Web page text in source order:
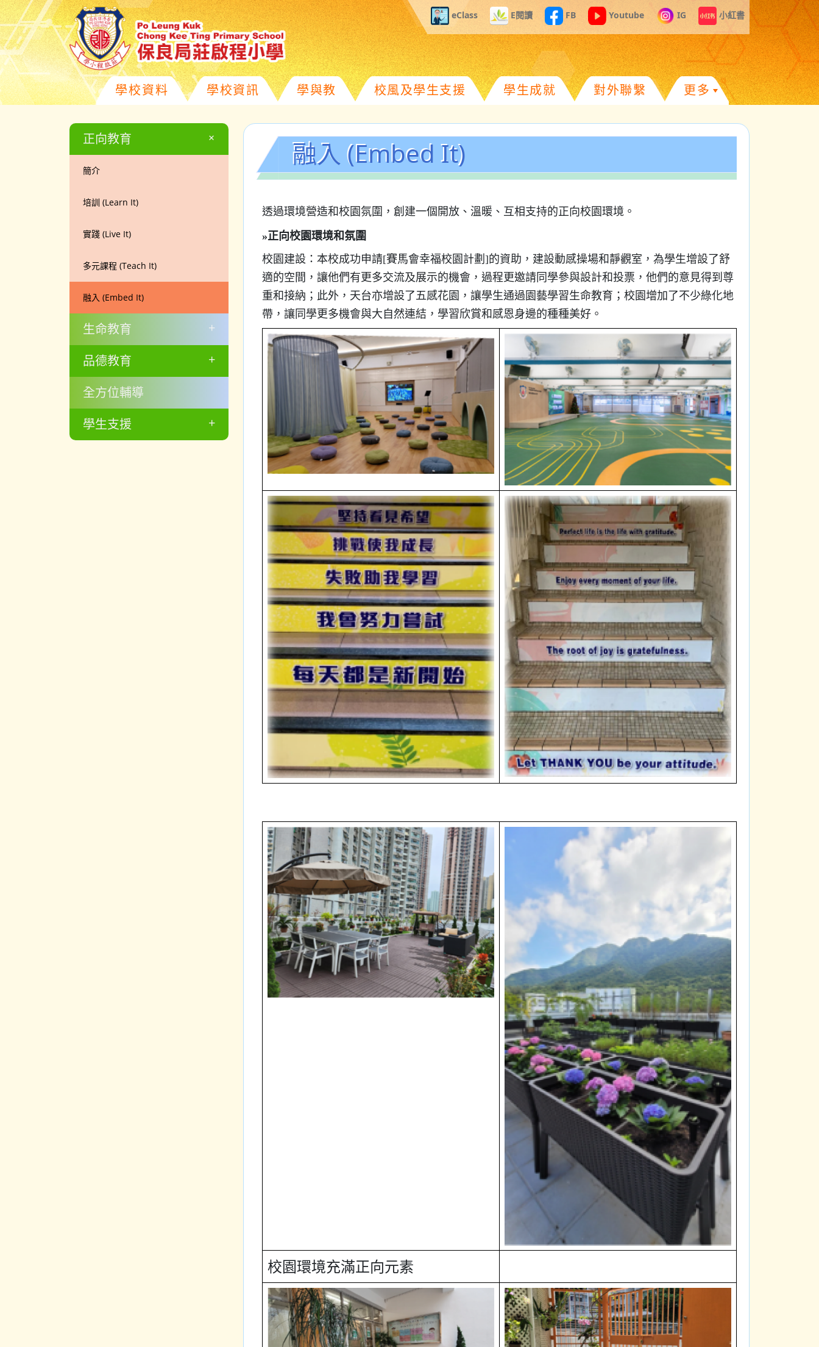
eClass E閱讀 FB Youtube IG 小紅書
學校資料 學校資訊 學與教 校風及學生支援 學生成就 對外聯繫 更多
正向教育 +
簡介
培訓 (Learn It)
實踐 (Live It)
多元課程 (Teach It)
融入 (Embed It)
生命教育
+
品德教育
+
全方位輔導
學生支援
+
融入 (Embed It)
透過環境營造和校園氛圍，創建一個開放、溫暖、互相支持的正向校園環境。
»正向校園環境和氛圍
校園建設：本校成功申請[賽馬會幸福校園計劃]的資助，建設動感操場和靜觀室，為學生增設了舒
適的空間，讓他們有更多交流及展示的機會，過程更邀請同學參與設計和投票，他們的意見得到尊
重和接納；此外，天台亦增設了五感花園，讓學生通過園藝學習生命教育；校園增加了不少綠化地
帶，讓同學更多機會與大自然連結，學習欣賞和感恩身邊的種種美好。
校園環境充滿正向元素